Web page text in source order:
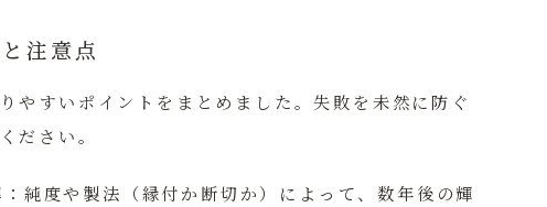
注意点
やすいポイントをまとめました。失敗を未然に防ぐ
ださい。
純度や製法（縁付か断切か）によって、数年後の輝